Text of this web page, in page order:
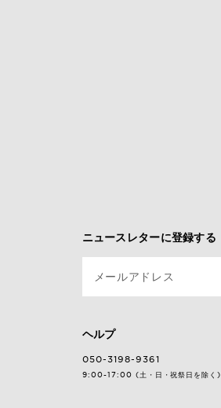
ニュースレターに登録する
メールアドレス
ヘルプ
050-3198-9361
9:00-17:00 (土・日・祝祭日を除く)